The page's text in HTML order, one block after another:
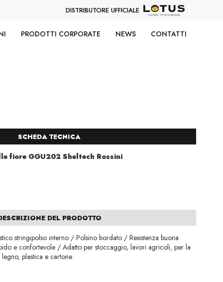
DISTRIBUTORE UFFICIALE
PRODOTTI CORPORATE NEWS CONTATTI
SCHEDA TECNICA
fiore GGU202 Sheltech Rossini
DEL PRODOTTO
stringipolso interno / Polsino bordato / Resistenza buona
e confortevole / Adatto per stoccaggio, lavori agricoli, per la
plastica e cartone